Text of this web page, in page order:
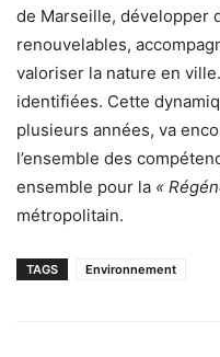
de Marseille, développer
renouvelables,
valoriser la nature en
identifiées. Cette
plusieurs années, va
l’ensemble des
ensemble pour la «
métropolitain.
TAGS Environnement